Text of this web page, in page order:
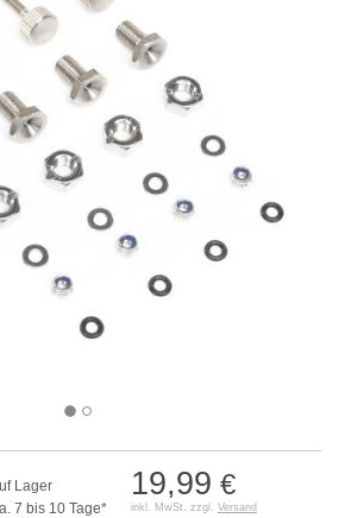
19,99 €
inkl. MwSt. zzgl. Versand
Lager
7 bis 10 Tage*